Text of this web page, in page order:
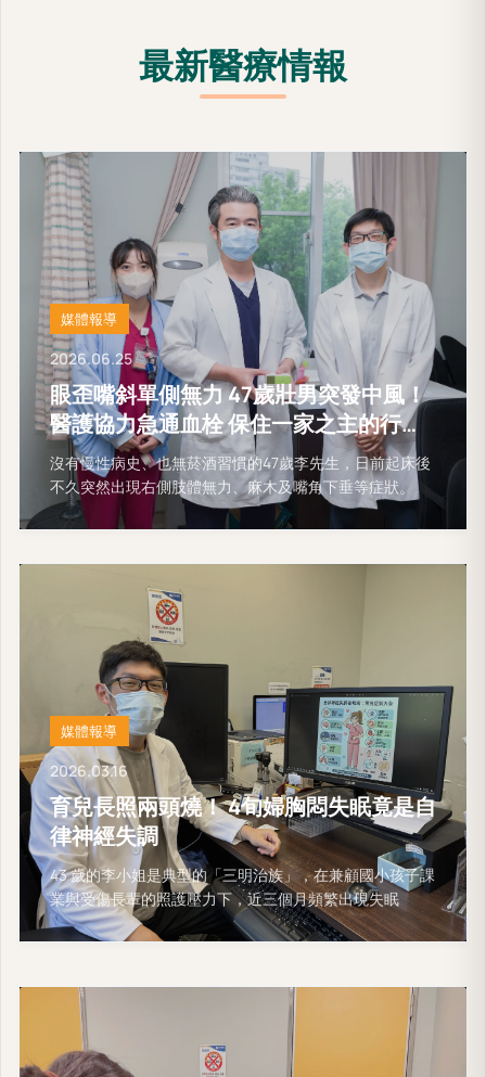
最新醫療情報
媒體報導
2026.06.25
眼歪嘴斜單側無力 47歲壯男突發中風！
醫護協力急通血栓 保住一家之主的行動
能力
沒有慢性病史、也無菸酒習慣的47歲李先生，日前起床後
不久突然出現右側肢體無力、麻木及嘴角下垂等症狀。
媒體報導
2026.03.16
育兒長照兩頭燒！ 4旬婦胸悶失眠竟是自
律神經失調
43 歲的李小姐是典型的「三明治族」，在兼顧國小孩子課
業與受傷長輩的照護壓力下，近三個月頻繁出現失眠